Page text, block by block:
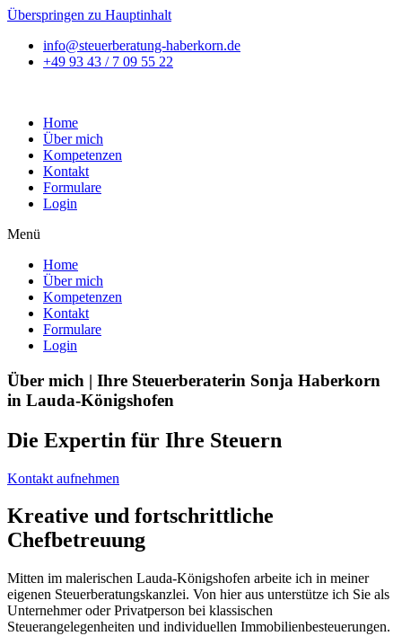
Überspringen zu Hauptinhalt
info@steuerberatung-haberkorn.de
+49 93 43 / 7 09 55 22
Home
Über mich
Kompetenzen
Kontakt
Formulare
Login
Menü
Home
Über mich
Kompetenzen
Kontakt
Formulare
Login
Über mich | Ihre Steuerberaterin Sonja Haberkorn
in Lauda-Königshofen
Die Expertin für Ihre Steuern
Kontakt aufnehmen
Kreative und fortschrittliche
Chefbetreuung
Mitten im malerischen Lauda-Königshofen arbeite ich in meiner
eigenen Steuerberatungskanzlei. Von hier aus unterstütze ich Sie als
Unternehmer oder Privatperson bei klassischen
Steuerangelegenheiten und individuellen Immobilienbesteuerungen.